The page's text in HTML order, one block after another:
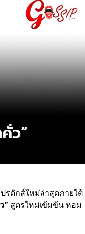
รดักส์ใหม่ล่าสุดภายใต้
” สูตรใหม่เข้มข้น หอม